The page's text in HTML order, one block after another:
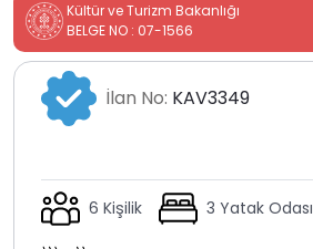
Kültür ve Turizm Bakanlığı
BELGE NO : 07-1566
İlan No: KAV3349
6 Kişilik 3 Yatak Odası